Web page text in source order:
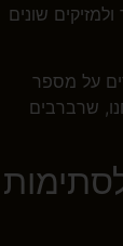
שונים
על מספר
שרברבים